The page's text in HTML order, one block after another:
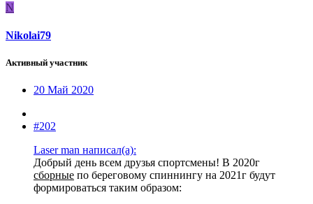
N
Nikolai79
Активный участник
20 Май 2020
#202
Laser man написал(а):
Добрый день всем друзья спортсмены! В 2020г
сборные по береговому спиннингу на 2021г будут
формироваться таким образом: